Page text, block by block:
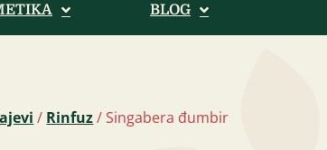
BLOG
/ Rinfuz/ Singabera đumbir